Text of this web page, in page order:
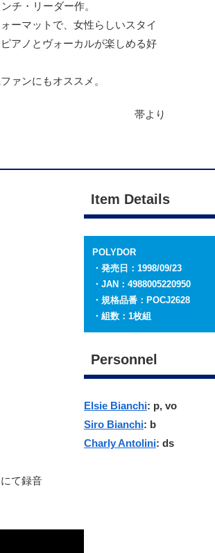
チ・リーダー作。
ォーマットで、女性らしいスタイ
アノとヴォーカルが楽しめる好
ァンにもオススメ。
帯より
て録音
Item Details
POLYDOR
・発売日：1998/09/23
・JAN：4988005220950
・規格品番：POCJ2628
・組数：1枚組
Personnel
Elsie Bianchi: p, vo
Siro Bianchi: b
Charly Antolini: ds